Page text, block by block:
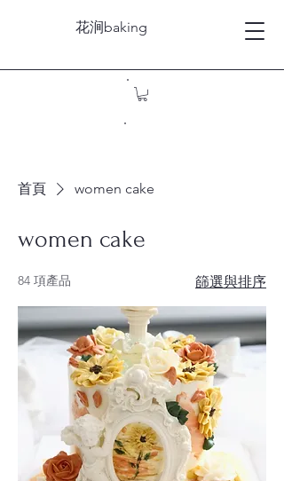
花涧baking
首頁 women cake
women cake
84 項產品 篩選與排序